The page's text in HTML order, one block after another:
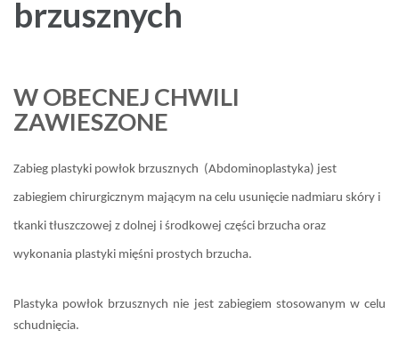
brzusznych
W OBECNEJ CHWILI
ZAWIESZONE
Zabieg plastyki powłok brzusznych (Abdominoplastyka) jest
zabiegiem chirurgicznym mającym na celu usunięcie nadmiaru skóry i
tkanki tłuszczowej z dolnej i środkowej części brzucha oraz
wykonania plastyki mięśni prostych brzucha.
Plastyka powłok brzusznych nie jest zabiegiem stosowanym w celu
schudnięcia.